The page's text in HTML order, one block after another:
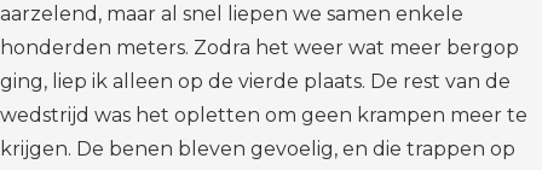
aarzelend, maar al snel liepen we samen enkele
honderden meters. Zodra het weer wat meer bergop
ging, liep ik alleen op de vierde plaats. De rest van de
wedstrijd was het opletten om geen krampen meer te
krijgen. De benen bleven gevoelig, en die trappen op